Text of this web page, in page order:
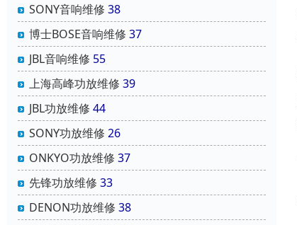
SONY音响维修 38
博士BOSE音响维修 37
JBL音响维修 55
上海高峰功放维修 39
JBL功放维修 44
SONY功放维修 26
ONKYO功放维修 37
先锋功放维修 33
DENON功放维修 38